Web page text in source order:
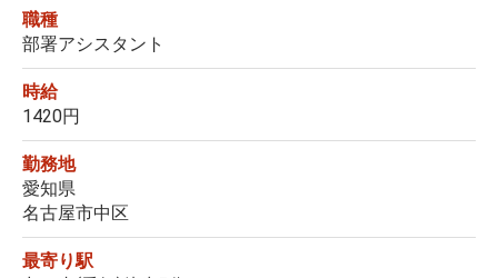
職種
部署アシスタント
時給
1420円
勤務地
愛知県
名古屋市中区
最寄り駅